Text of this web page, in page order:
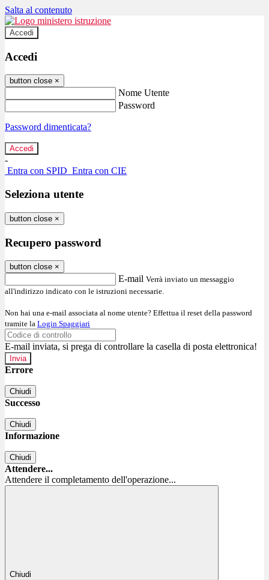
Salta al contenuto
Accedi
Accedi
button close ×
Nome Utente
Password
Password dimenticata?
-
Entra con SPID Entra con CIE
Seleziona utente
button close ×
Recupero password
button close ×
E-mail Verrà inviato un messaggio
all'indirizzo indicato con le istruzioni necessarie.
Non hai una e-mail associata al nome utente? Effettua il reset della password
tramite la Login Spaggiari
E-mail inviata, si prega di controllare la casella di posta elettronica!
Errore
Chiudi
Successo
Chiudi
Informazione
Chiudi
Attendere...
Attendere il completamento dell'operazione...
Chiudi